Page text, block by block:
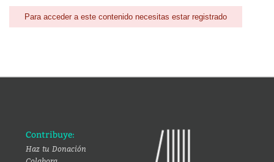
Para acceder a este contenido necesitas estar registrado
Contribuye:
Haz tu Donación